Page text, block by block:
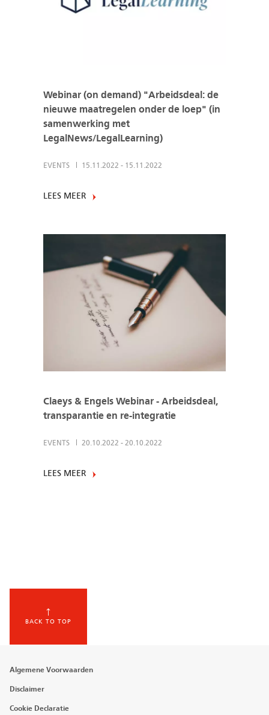
Webinar (on demand) "Arbeidsdeal: de
nieuwe maatregelen onder de loep" (in
samenwerking met
LegalNews/LegalLearning)
EVENTS 15.11.2022 - 15.11.2022
LEES MEER
Claeys & Engels Webinar - Arbeidsdeal,
transparantie en re-integratie
EVENTS 20.10.2022 - 20.10.2022
LEES MEER
BACK TO TOP
Footer
menu
Algemene Voorwaarden
Disclaimer
Cookie Declaratie